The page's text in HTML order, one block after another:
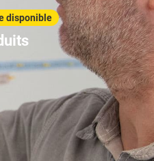
disponible